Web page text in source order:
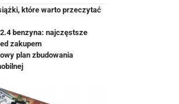
które warto przeczytać
benzyna: najczęstsze
zakupem
plan zbudowania